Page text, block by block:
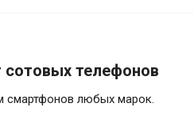
телефонов
смартфонов любых марок.